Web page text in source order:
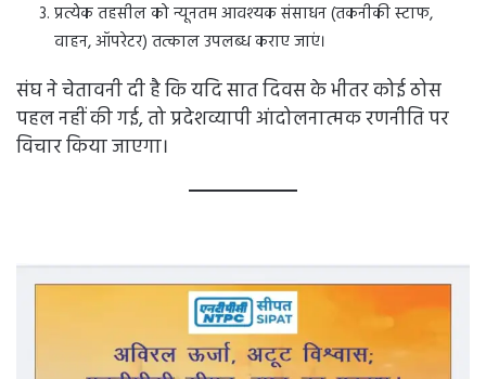
प्रत्येक तहसील को न्यूनतम आवश्यक संसाधन (तकनीकी स्टाफ,
वाहन, ऑपरेटर) तत्काल उपलब्ध कराए जाएं।
संघ ने चेतावनी दी है कि यदि सात दिवस के भीतर कोई ठोस
पहल नहीं की गई, तो प्रदेशव्यापी आंदोलनात्मक रणनीति पर
विचार किया जाएगा।